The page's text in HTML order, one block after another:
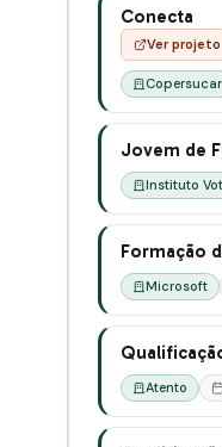
Conecta
Ver projeto
Copersucar
Jovem de
Instituto
Formação
Microsoft
Atento